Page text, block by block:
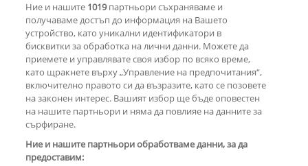
Light“ на Мадона
РЕКЛАМА
КОМЕНТАРИ
Ние и нашите 1019партньори съхраняваме и
получаваме достъп до информация на Вашето
устройство, като уникални идентификатори в
бисквитки за обработка на лични данни. Можете да
приемете и управлявате своя избор по всяко време,
като щракнете върху „Управление на предпочитания“,
включително правото си да възразите, като се позовете
на законен интерес. Вашият избор ще бъде оповестен
на нашите партньори и няма да повлияе на данните за
сърфиране.
Ние и нашите партньори обработваме данни, за да
предоставим: